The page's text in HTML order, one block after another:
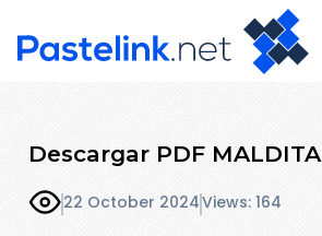
Descargar PDF MALDITA
22 October 2024Views: 164